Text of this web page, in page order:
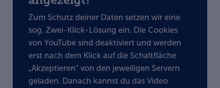
Zum Schutz deiner Daten setzen wir eine
sog. Zwei-Klick-Lösung ein. Die Cookies
von YouTube sind deaktiviert und werden
erst nach dem Klick auf die Schaltfläche
„Akzeptieren“ von den jeweiligen Servern
geladen. Danach kannst du das Video